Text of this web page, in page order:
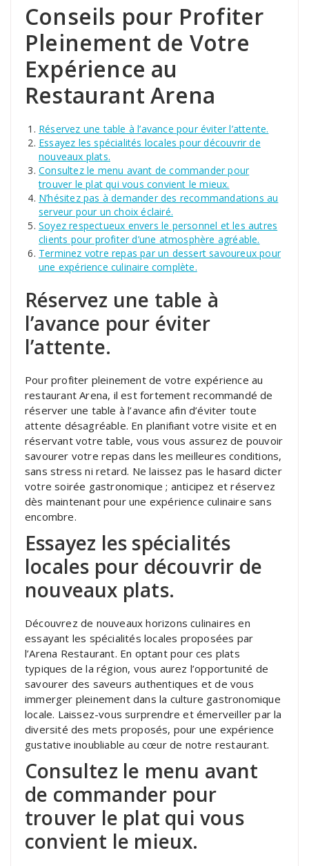
Conseils pour Profiter
Pleinement de Votre
Expérience au
Restaurant Arena
Réservez une table à l’avance pour éviter l’attente.
Essayez les spécialités locales pour découvrir de
nouveaux plats.
Consultez le menu avant de commander pour
trouver le plat qui vous convient le mieux.
N’hésitez pas à demander des recommandations au
serveur pour un choix éclairé.
Soyez respectueux envers le personnel et les autres
clients pour profiter d’une atmosphère agréable.
Terminez votre repas par un dessert savoureux pour
une expérience culinaire complète.
Réservez une table à
l’avance pour éviter
l’attente.
Pour profiter pleinement de votre expérience au
restaurant Arena, il est fortement recommandé de
réserver une table à l’avance afin d’éviter toute
attente désagréable. En planifiant votre visite et en
réservant votre table, vous vous assurez de pouvoir
savourer votre repas dans les meilleures conditions,
sans stress ni retard. Ne laissez pas le hasard dicter
votre soirée gastronomique ; anticipez et réservez
dès maintenant pour une expérience culinaire sans
encombre.
Essayez les spécialités
locales pour découvrir de
nouveaux plats.
Découvrez de nouveaux horizons culinaires en
essayant les spécialités locales proposées par
l’Arena Restaurant. En optant pour ces plats
typiques de la région, vous aurez l’opportunité de
savourer des saveurs authentiques et de vous
immerger pleinement dans la culture gastronomique
locale. Laissez-vous surprendre et émerveiller par la
diversité des mets proposés, pour une expérience
gustative inoubliable au cœur de notre restaurant.
Consultez le menu avant
de commander pour
trouver le plat qui vous
convient le mieux.